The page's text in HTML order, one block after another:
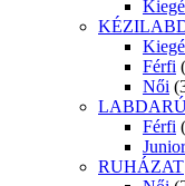
Férfi
Női
Férfi
Junior
RUHÁZAT